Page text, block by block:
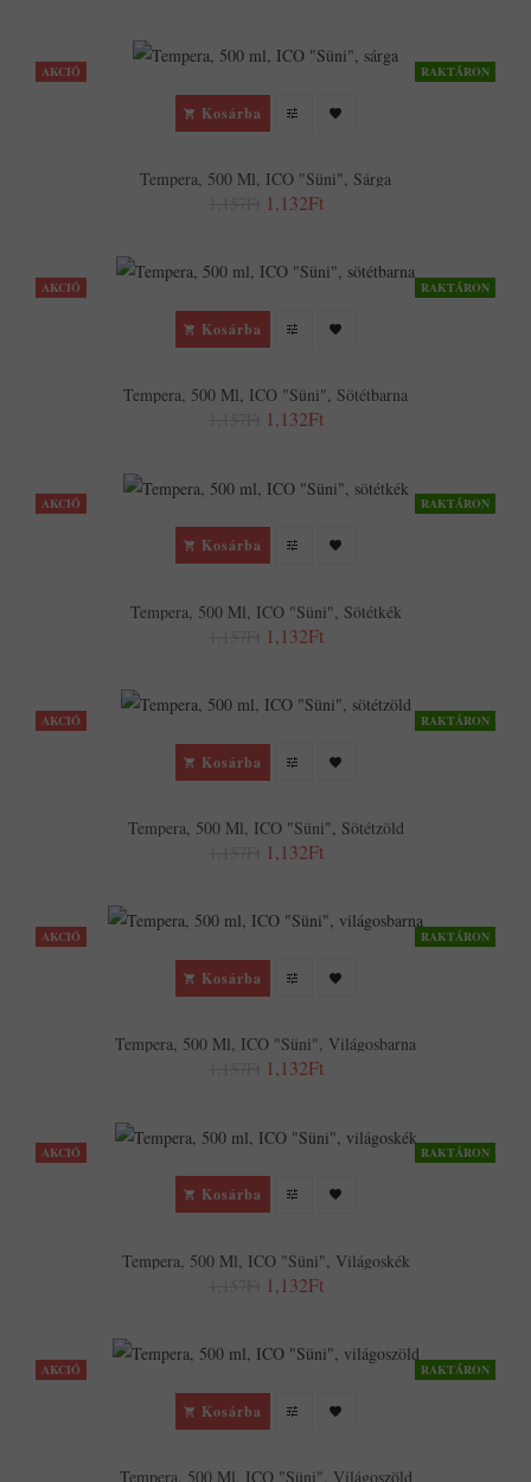
AKCIÓ RAKTÁRON
Kosárba
Tempera, 500 Ml, ICO "Süni", Sárga
1,132Ft
AKCIÓ RAKTÁRON
Kosárba
Tempera, 500 Ml, ICO "Süni", Sötétbarna
1,132Ft
AKCIÓ RAKTÁRON
Kosárba
Tempera, 500 Ml, ICO "Süni", Sötétkék
1,132Ft
AKCIÓ RAKTÁRON
Kosárba
Tempera, 500 Ml, ICO "Süni", Sötétzöld
1,132Ft
AKCIÓ RAKTÁRON
Kosárba
Tempera, 500 Ml, ICO "Süni", Világosbarna
1,132Ft
AKCIÓ RAKTÁRON
Kosárba
Tempera, 500 Ml, ICO "Süni", Világoskék
1,132Ft
AKCIÓ RAKTÁRON
Kosárba
Tempera, 500 Ml, ICO "Süni", Világoszöld